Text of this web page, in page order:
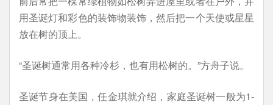
用圣诞灯和彩色的装饰物装饰，然后把一个天使或星星
放在树的顶上。
“圣诞树通常用各种冷杉，也有用松树的。”方舟子说。
圣诞节身在美国，任金琪就介绍，家庭圣诞树一般为1-